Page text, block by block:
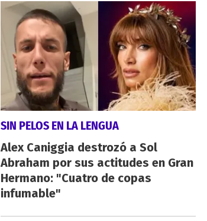
SIN PELOS EN LA LENGUA
Alex Caniggia destrozó a Sol
Abraham por sus actitudes en Gran
Hermano: "Cuatro de copas
infumable"